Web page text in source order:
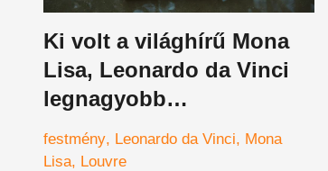
Ki volt a világhírű Mona
Lisa, Leonardo da Vinci
legnagyobb
műremekének modellje?
A válasz megdöbbentő
festmény Leonardo da Vinci
Mona
Lisa Louvre